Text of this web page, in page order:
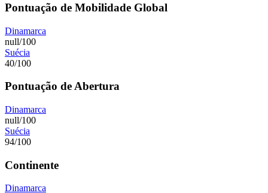
Pontuação de Mobilidade Global
Dinamarca
null/100
Suécia
40/100
Pontuação de Abertura
Dinamarca
null/100
Suécia
94/100
Continente
Dinamarca